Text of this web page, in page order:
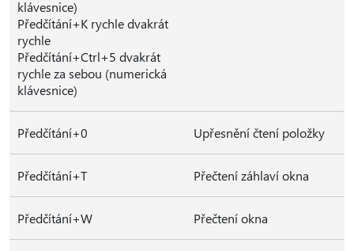
klávesnice)
Předčítání+K rychle dvakrát
rychle
Předčítání+Ctrl+5 dvakrát
rychle za sebou (numerická
klávesnice)
Předčítání+0 Upřesnění čtení položky
Předčítání+T Přečtení záhlaví okna
Předčítání+W Přečtení okna